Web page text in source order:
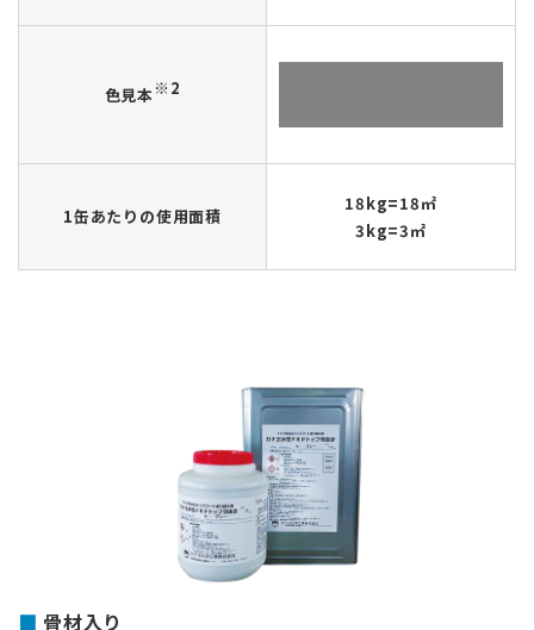
色見本※2
1缶あたりの使用面積
18kg=18㎡
3kg=3㎡
骨材入り